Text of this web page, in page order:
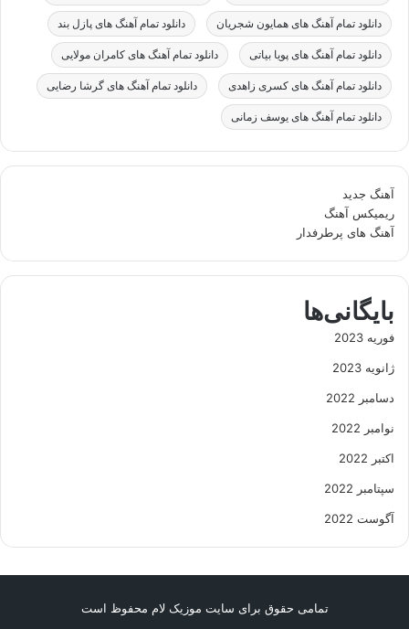
دانلود تمام آهنگ های همایون شجریان دانلود تمام آهنگ های پازل بند
دانلود تمام آهنگ های پویا بیاتی دانلود تمام آهنگ های کامران مولایی
دانلود تمام آهنگ های کسری زاهدی دانلود تمام آهنگ های گرشا رضایی
دانلود تمام آهنگ های یوسف زمانی
آهنگ جدید
ریمیکس آهنگ
آهنگ های پرطرفدار
بایگانی‌ها
فوریه 2023
ژانویه 2023
دسامبر 2022
نوامبر 2022
اکتبر 2022
سپتامبر 2022
آگوست 2022
تمامی حقوق برای سایت موزیک لام محفوظ است